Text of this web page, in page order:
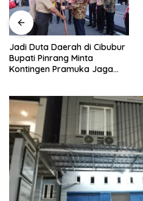
Jadi Duta Daerah di Cibubur
Bupati Pinrang Minta
Kontingen Pramuka Jaga